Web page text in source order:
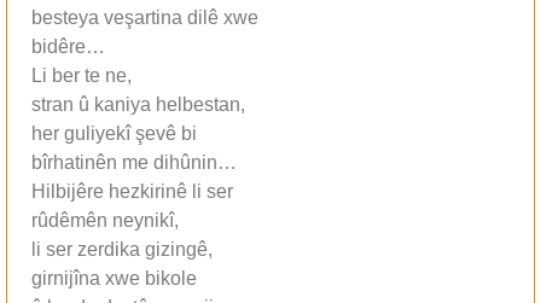
besteya veşartina dilê xwe
bidêre…
Li ber te ne,
stran û kaniya helbestan,
her guliyekî şevê bi
bîrhatinên me dihûnin…
Hilbijêre hezkirinê li ser
rûdêmên neynikî,
li ser zerdika gizingê,
girnijîna xwe bikole